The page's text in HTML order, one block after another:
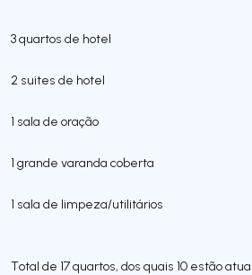
3 quartos de hotel
2 suites de hotel
1 sala de oração
1 grande varanda coberta
1 sala de limpeza/utilitários
Total de 17 quartos, dos quais 10 estão